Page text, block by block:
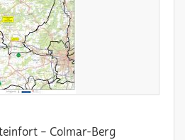
– Colmar-Berg